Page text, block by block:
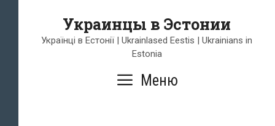
содержимому
Украинцы в Эстонии
Українці в Естонії | Ukrainlased Eestis | Ukrainians in
Estonia
Меню